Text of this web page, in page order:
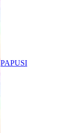
PAPUSI